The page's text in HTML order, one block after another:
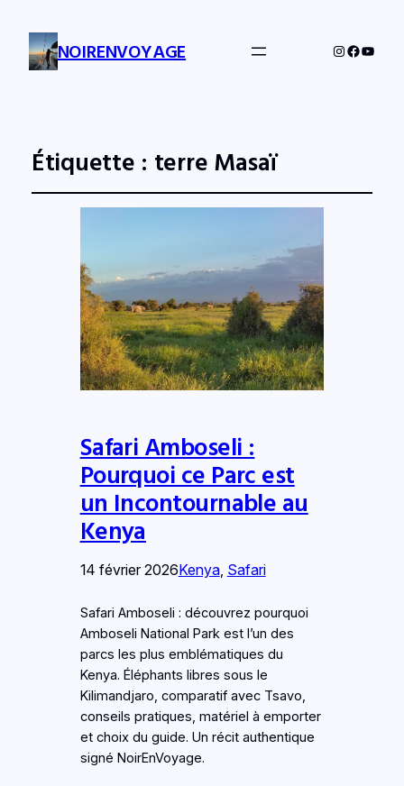
NOIRENVOYAGE Instagram
Étiquette : terre Masaï
Safari Amboseli :
Pourquoi ce Parc est
un Incontournable au
Kenya
14 février 2026Kenya, Safari
Safari Amboseli : découvrez pourquoi
Amboseli National Park est l’un des
parcs les plus emblématiques du
Kenya. Éléphants libres sous le
Kilimandjaro, comparatif avec Tsavo,
conseils pratiques, matériel à emporter
et choix du guide. Un récit authentique
signé NoirEnVoyage.